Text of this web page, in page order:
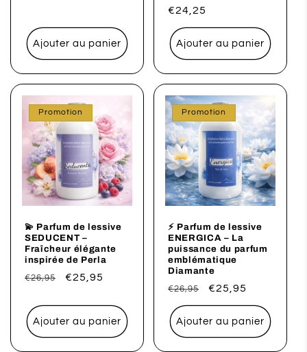
Ajouter au panier
Prix
habituel
€24,25
Ajouter au panier
Promotion
💫 Parfum de lessive
SEDUCENT –
Fraîcheur élégante
inspirée de Perla
Prix
€26,95
Prix
€25,95
Ajouter au panier
Promotion
⚡ Parfum de lessive
ENERGICA – La
puissance du parfum
emblématique
Diamante
Prix
habituel
€26,95
Prix
promotionnel
€25,95
Ajouter au panier